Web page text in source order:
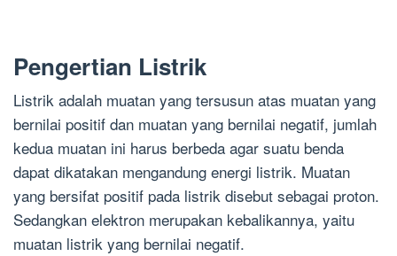
Pengertian Listrik
Listrik adalah muatan yang tersusun atas muatan yang
bernilai positif dan muatan yang bernilai negatif, jumlah
kedua muatan ini harus berbeda agar suatu benda
dapat dikatakan mengandung energi listrik. Muatan
yang bersifat positif pada listrik disebut sebagai proton.
Sedangkan elektron merupakan kebalikannya, yaitu
muatan listrik yang bernilai negatif.